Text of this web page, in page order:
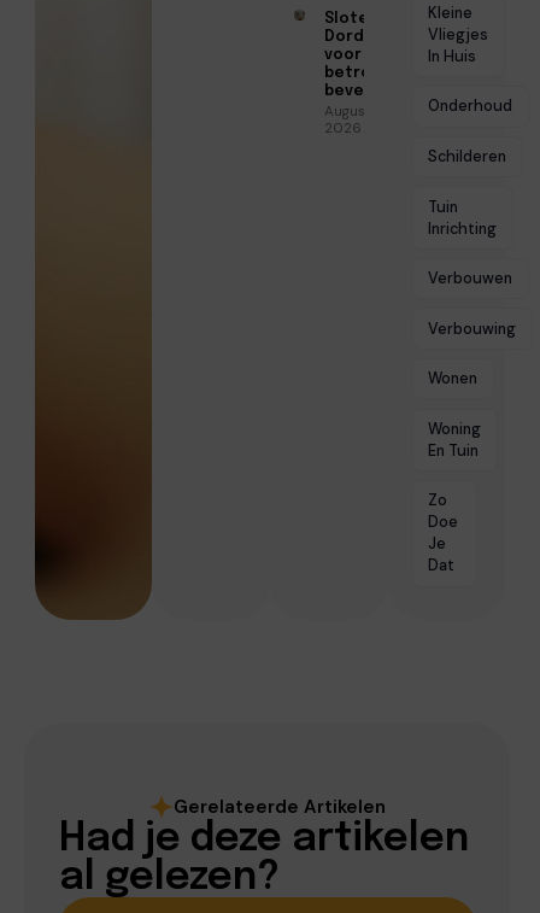
Slotenmaker
Dordrecht
voor
betrouwbare
beveiliging
Augustus 3,
2026
Kleine
Vliegjes
In Huis
Onderhoud
Schilderen
Tuin
Inrichting
Verbouwen
Verbouwing
Wonen
Woning
En Tuin
Zo
Doe
Je
Dat
Gerelateerde Artikelen
Had je deze artikelen
al gelezen?